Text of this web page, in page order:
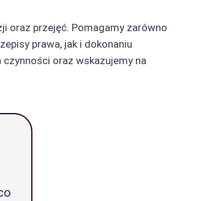
oraz przejęć. Pomagamy zarówno
prawa, jak i dokonaniu
oraz wskazujemy na